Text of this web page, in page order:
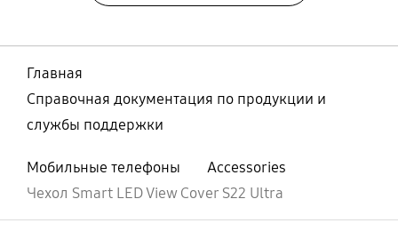
Главная
Справочная документация по продукции и
службы поддержки
Мобильные телефоны
Accessories
Чехол Smart LED View Cover S22 Ultra